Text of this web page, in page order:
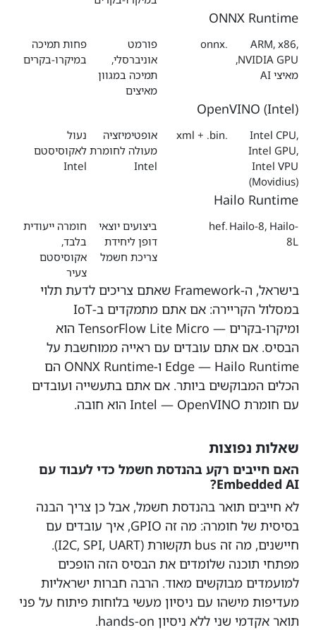
ONNX Runtime
ARM, x86,
NVIDIA GPU,
מאיצי AI
.onnx
פורמט
אוניברסלי,
תמיכה במגוון
מאיצים
פחות תמיכה
במיקרו-בקרים
OpenVINO (Intel)
Intel CPU,
Intel GPU,
Intel VPU
(Movidius)
.xml + .bin
אופטימיזציה
מעולה לחומרת
Intel
נעול
לאקוסיסטם
Intel
Hailo Runtime
Hailo-8, Hailo-
8L
.hef
ביצועים יוצאי
דופן ליחידת
צריכת חשמל
חומרה ייעודית
בלבד,
אקוסיסטם
צעיר
בישראל, ה-Framework שאתם צריכים לדעת תלוי
במסלול הקריירה: אם אתם מתמקדים ב-IoT
ומיקרו-בקרים — TensorFlow Lite Micro הוא
הבסיס. אם אתם עובדים עם ראייה ממוחשבת על
Edge — Hailo Runtime ו-ONNX Runtime הם
הכלים המבוקשים ביותר. אם אתם בתעשייה ועובדים
עם חומרת Intel — OpenVINO הוא חובה.
שאלות נפוצות
האם חייבים רקע בהנדסת חשמל כדי לעבוד עם
Embedded AI?
לא חייבים תואר בהנדסת חשמל, אבל כן צריך הבנה
בסיסית של חומרה: מה זה GPIO, איך עובדים עם
חיישנים, מה זה bus תקשורת (I2C, SPI, UART).
מפתחי תוכנה שלומדים את הבסיס הזה הופכים
למועמדים מבוקשים מאוד. הרבה חברות ישראליות
מעדיפות מישהו עם ניסיון מעשי בלוחות פיתוח על פני
תואר אקדמי שני ללא ניסיון hands-on.